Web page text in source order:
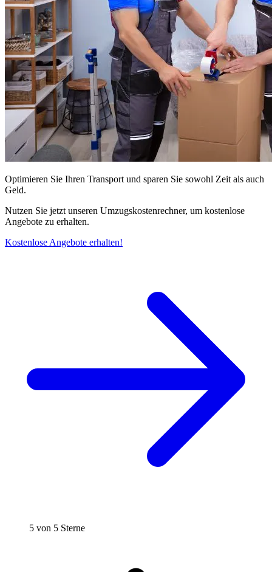
Optimieren Sie Ihren Transport und sparen Sie sowohl Zeit als auch
Geld.
Nutzen Sie jetzt unseren Umzugskostenrechner, um kostenlose
Angebote zu erhalten.
Kostenlose Angebote erhalten!
5 von 5 Sterne